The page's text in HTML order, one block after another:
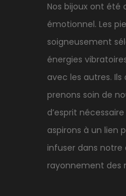
Nos bijoux ont
émotionnel. Les
soigneusement
énergies
avec les autres.
prenons soin de
d’esprit
aspirons à un lien
infuser dans notre
rayonnement des